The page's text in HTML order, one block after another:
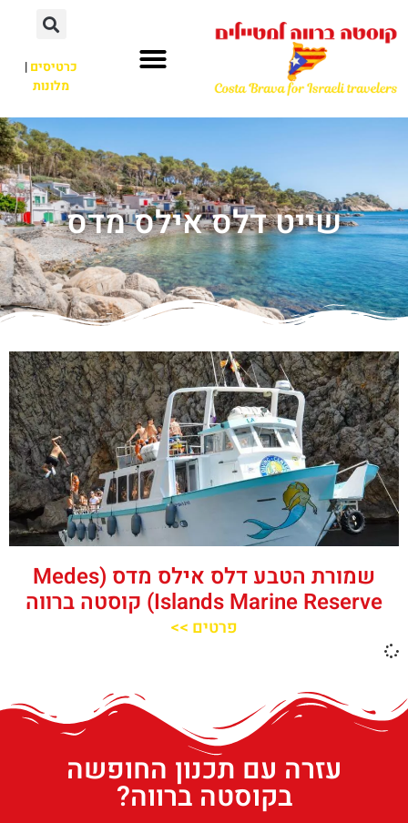
כרטיסים|
מלונות
שייט דלס אילס מדס
שמורת הטבע דלס אילס מדס (Medes
Islands Marine Reserve) קוסטה ברווה
פרטים >>
עזרה עם תכנון החופשה
בקוסטה ברווה?